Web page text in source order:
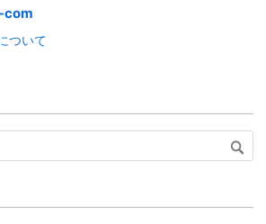
com
ついて